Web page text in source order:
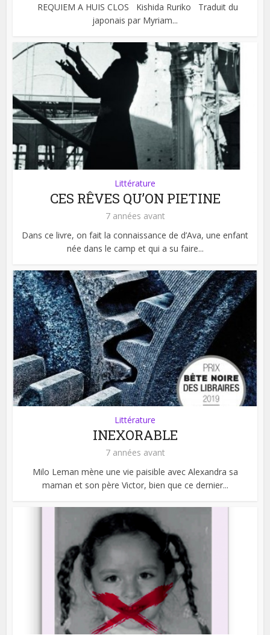
REQUIEM A HUIS CLOS Kishida Ruriko Traduit du
japonais par Myriam...
Littérature
CES RÊVES QU’ON PIETINE
7 années avant
Dans ce livre, on fait la connaissance de d’Ava, une enfant
née dans le camp et qui a su faire...
Littérature
INEXORABLE
7 années avant
Milo Leman mène une vie paisible avec Alexandra sa
maman et son père Victor, bien que ce dernier...